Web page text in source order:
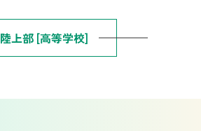
陸上部 [高等学校]